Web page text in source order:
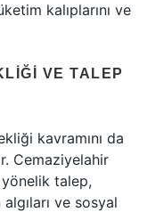
kalıplarını ve
VE TALEP
kavramını da
Cemaziyelahir
talep,
ve sosyal